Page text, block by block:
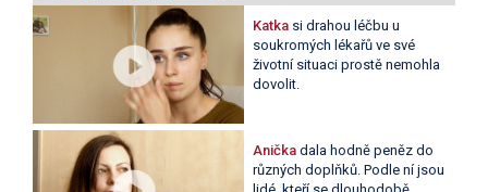
Katka si drahou léčbu u
soukromých lékařů ve své
životní situaci prostě nemohla
dovolit.
Anička dala hodně peněz do
různých doplňků. Podle ní jsou